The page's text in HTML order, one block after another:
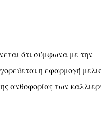
ότι σύμφωνα με την
η εφαρμογή
ανθοφορίας των